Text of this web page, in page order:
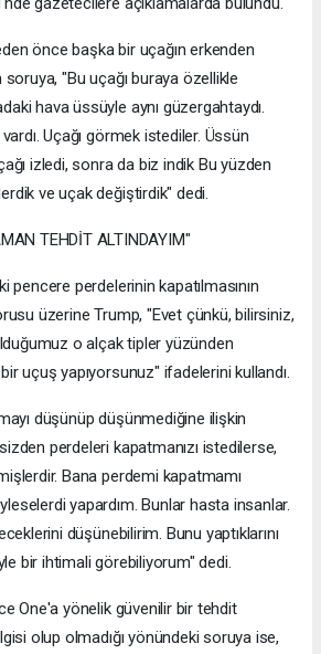
önce başka bir uçağın erkenden
"Bu uçağı buraya özellikle
hava üssüyle aynı güzergahtaydı.
Uçağı görmek istediler. Üssün
izledi, sonra da biz indik Bu yüzden
ve uçak değiştirdik" dedi.
TEHDİT ALTINDAYIM"
pencere perdelerinin kapatılmasının
üzerine Trump, "Evet çünkü, bilirsiniz,
o alçak tipler yüzünden
uçuş yapıyorsunuz" ifadelerini kullandı.
düşünüp düşünmediğine ilişkin
perdeleri kapatmanızı istedilerse,
Bana perdemi kapatmamı
yapardım. Bunlar hasta insanlar.
düşünebilirim. Bunu yaptıklarını
bir ihtimali görebiliyorum" dedi.
One'a yönelik güvenilir bir tehdit
olup olmadığı yönündeki soruya ise,